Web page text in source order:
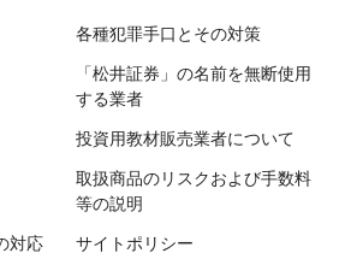
各種犯罪手口とその対策
「松井証券」の名前を無断使用
する業者
投資用教材販売業者について
取扱商品のリスクおよび手数料
等の説明
対応 サイトポリシー